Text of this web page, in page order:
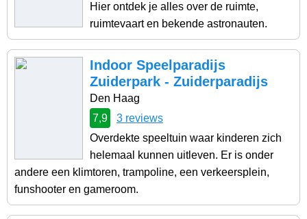
Hier ontdek je alles over de ruimte,
ruimtevaart en bekende astronauten.
Indoor Speelparadijs
Zuiderpark - Zuiderparadijs
Den Haag
7,9
3 reviews
Overdekte speeltuin waar kinderen zich
helemaal kunnen uitleven. Er is onder
andere een klimtoren, trampoline, een verkeersplein,
funshooter en gameroom.